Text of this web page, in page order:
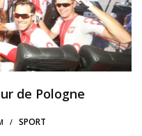
de Pologne
/ SPORT